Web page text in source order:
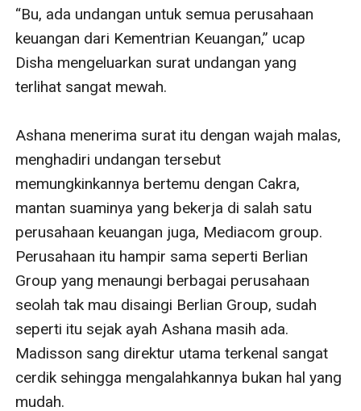
“Bu, ada undangan untuk semua perusahaan
keuangan dari Kementrian Keuangan,” ucap
Disha mengeluarkan surat undangan yang
terlihat sangat mewah.
Ashana menerima surat itu dengan wajah malas,
menghadiri undangan tersebut
memungkinkannya bertemu dengan Cakra,
mantan suaminya yang bekerja di salah satu
perusahaan keuangan juga, Mediacom group.
Perusahaan itu hampir sama seperti Berlian
Group yang menaungi berbagai perusahaan
seolah tak mau disaingi Berlian Group, sudah
seperti itu sejak ayah Ashana masih ada.
Madisson sang direktur utama terkenal sangat
cerdik sehingga mengalahkannya bukan hal yang
mudah.